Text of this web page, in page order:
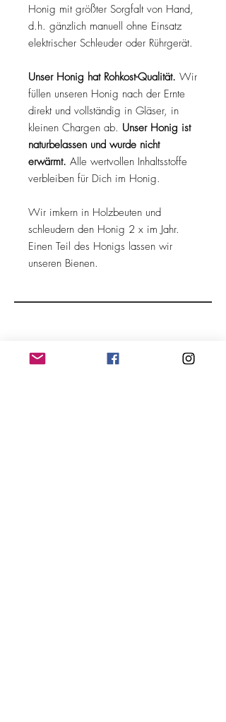
Honig mit größter Sorgfalt von Hand,
d.h. gänzlich manuell ohne Einsatz
elektrischer Schleuder oder Rührgerät.
Unser Honig hat Rohkost-Qualität. Wir
füllen unseren Honig nach der Ernte
direkt und vollständig in Gläser, in
kleinen Chargen ab. Unser Honig ist
naturbelassen und wurde nicht
erwärmt. Alle wertvollen Inhaltsstoffe
verbleiben für Dich im Honig.
Wir imkern in Holzbeuten und
schleudern den Honig 2 x im Jahr.
Einen Teil des Honigs lassen wir
unseren Bienen.
Auch gern gekauft: